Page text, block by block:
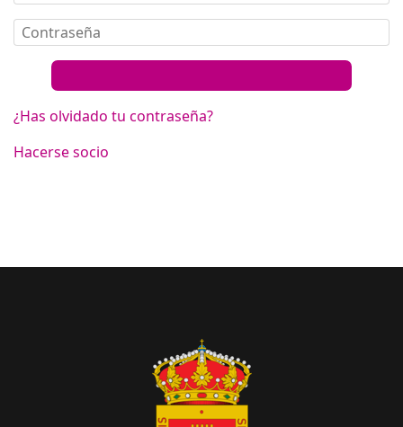
¿Has olvidado tu contraseña?
Hacerse socio